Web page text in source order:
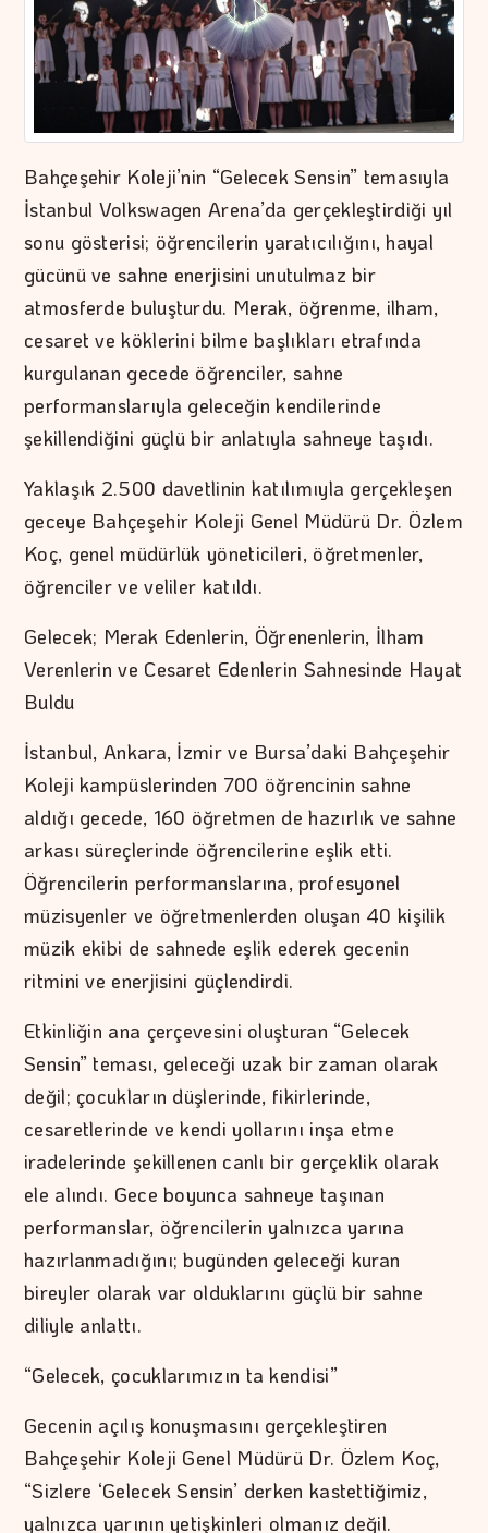
Bahçeşehir Koleji’nin “Gelecek Sensin” temasıyla
İstanbul Volkswagen Arena’da gerçekleştirdiği yıl
sonu gösterisi; öğrencilerin yaratıcılığını, hayal
gücünü ve sahne enerjisini unutulmaz bir
atmosferde buluşturdu. Merak, öğrenme, ilham,
cesaret ve köklerini bilme başlıkları etrafında
kurgulanan gecede öğrenciler, sahne
performanslarıyla geleceğin kendilerinde
şekillendiğini güçlü bir anlatıyla sahneye taşıdı.
Yaklaşık 2.500 davetlinin katılımıyla gerçekleşen
geceye Bahçeşehir Koleji Genel Müdürü Dr. Özlem
Koç, genel müdürlük yöneticileri, öğretmenler,
öğrenciler ve veliler katıldı.
Gelecek; Merak Edenlerin, Öğrenenlerin, İlham
Verenlerin ve Cesaret Edenlerin Sahnesinde Hayat
Buldu
İstanbul, Ankara, İzmir ve Bursa’daki Bahçeşehir
Koleji kampüslerinden 700 öğrencinin sahne
aldığı gecede, 160 öğretmen de hazırlık ve sahne
arkası süreçlerinde öğrencilerine eşlik etti.
Öğrencilerin performanslarına, profesyonel
müzisyenler ve öğretmenlerden oluşan 40 kişilik
müzik ekibi de sahnede eşlik ederek gecenin
ritmini ve enerjisini güçlendirdi.
Etkinliğin ana çerçevesini oluşturan “Gelecek
Sensin” teması, geleceği uzak bir zaman olarak
değil; çocukların düşlerinde, fikirlerinde,
cesaretlerinde ve kendi yollarını inşa etme
iradelerinde şekillenen canlı bir gerçeklik olarak
ele alındı. Gece boyunca sahneye taşınan
performanslar, öğrencilerin yalnızca yarına
hazırlanmadığını; bugünden geleceği kuran
bireyler olarak var olduklarını güçlü bir sahne
diliyle anlattı.
“Gelecek, çocuklarımızın ta kendisi”
Gecenin açılış konuşmasını gerçekleştiren
Bahçeşehir Koleji Genel Müdürü Dr. Özlem Koç,
“Sizlere ‘Gelecek Sensin’ derken kastettiğimiz,
yalnızca yarının yetişkinleri olmanız değil.